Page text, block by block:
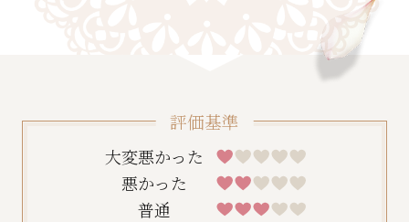
評価基準
大変悪かった
悪かった
普通